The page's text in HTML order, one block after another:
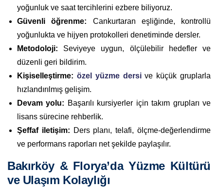
yoğunluk ve saat tercihlerini ezbere biliyoruz.
Güvenli öğrenme: Cankurtaran eşliğinde, kontrollü
yoğunlukta ve hijyen protokolleri denetiminde dersler.
Metodoloji: Seviyeye uygun, ölçülebilir hedefler ve
düzenli geri bildirim.
Kişiselleştirme: özel yüzme dersive küçük gruplarla
hızlandırılmış gelişim.
Devam yolu: Başarılı kursiyerler için takım grupları ve
lisans sürecine rehberlik.
Şeffaf iletişim: Ders planı, telafi, ölçme-değerlendirme
ve performans raporları net şekilde paylaşılır.
Bakırköy & Florya’da Yüzme Kültürü
ve Ulaşım Kolaylığı